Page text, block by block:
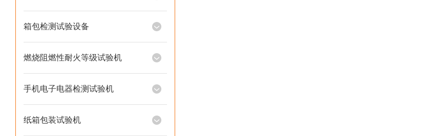
箱包检测试验设备
燃烧阻燃性耐火等级试验机
手机电子电器检测试验机
纸箱包装试验机